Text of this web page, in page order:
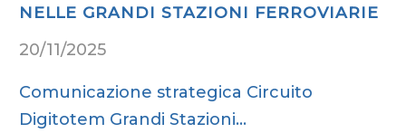
NELLE GRANDI STAZIONI FERROVIARIE
20/11/2025
Comunicazione strategica Circuito
Digitotem Grandi Stazioni